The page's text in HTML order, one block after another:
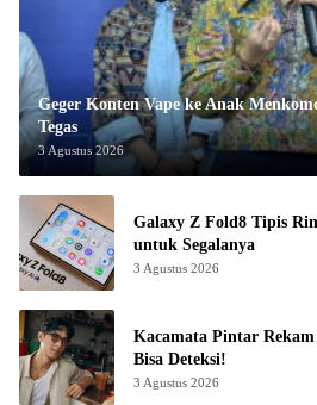
Geger Konten Vape ke Anak
Tegas
3 Agustus 2026
Galaxy Z Fold8 Tipis
untuk Segalanya
3 Agustus 2026
Kacamata Pintar
Bisa Deteksi!
3 Agustus 2026